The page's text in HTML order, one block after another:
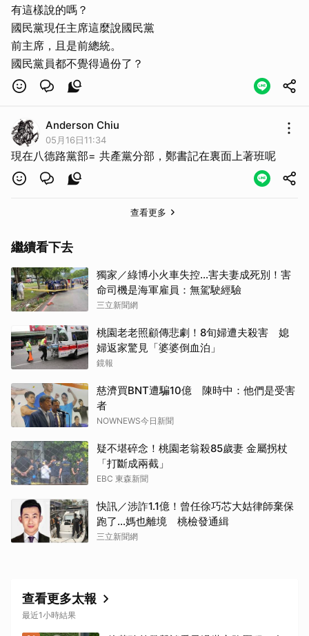
有這樣說的嗎？
國民黨現任主席這麼說國民黨
前主席，且是前總統。
國民黨員都不覺得過份了？
Anderson Chiu
05月16日11:34
現在八德路黨部= 共產黨分部，鄭書記在裏面上著班呢
查看更多
繼續看下去
獨家／綠博小火車失控…害夫妻成死別！害
命司機是海軍雇員：無駕駛經驗
三立新聞網
桃園老老照顧傳悲劇！8旬婦遭夫殺害 媳
婦返家驚見「婆婆倒血泊」
鏡報
慈濟買BNT遭騙10億 陳時中：他們是受害
者
NOWNEWS今日新聞
疑不堪碎念！桃園老翁殺85歲妻 金屬拐杖
「打斷成兩截」
EBC 東森新聞
快訊／涉詐1.1億！曾任徐巧芯大姑律師棄保
跑了…媽也離境 桃檢發通緝
三立新聞網
查看更多太報
最近1小時結果
取消